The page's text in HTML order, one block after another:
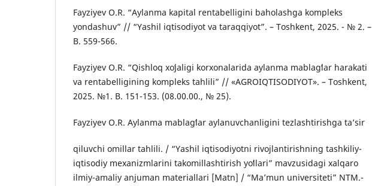
Fayziyev O.R. “Aylanma kapital rentabelligini baholashga kompleks
yondashuv” // “Yashil iqtisodiyot va taraqqiyot”. – Toshkent, 2025. - № 2. –
B. 559-566.
Fayziyev O.R. “Qishloq xoʻjaligi korxonalarida aylanma mablagʻlar harakati
va rentabelligining kompleks tahlili” // «AGROIQTISODIYOT». – Toshkent,
2025. №1. B. 151-153. (08.00.00., № 25).
Fayziyev O.R. Aylanma mablagʻlar aylanuvchanligini tezlashtirishga taʼsir
qiluvchi omillar tahlili. / “Yashil iqtisodiyotni rivojlantirishning tashkiliy-
iqtisodiy mexanizmlarini takomillashtirish yoʻllari” mavzusidagi xalqaro
ilmiy-amaliy anjuman materiallari [Matn] / “Maʼmun universiteti” NTM.-